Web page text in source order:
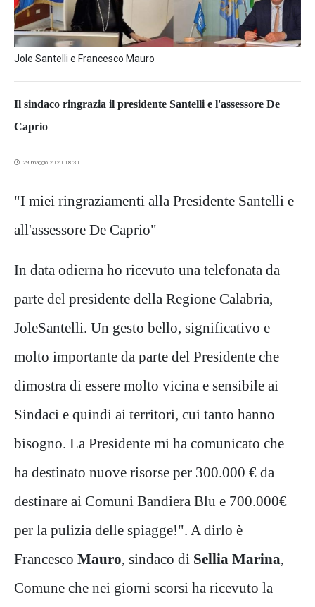
Jole Santelli e Francesco Mauro
Il sindaco ringrazia il presidente Santelli e l'assessore De
Caprio
29 maggio 2020 18:31
"I miei ringraziamenti alla Presidente Santelli e
all'assessore De Caprio"
In data odierna ho ricevuto una telefonata da
parte del presidente della Regione Calabria,
JoleSantelli. Un gesto bello, significativo e
molto importante da parte del Presidente che
dimostra di essere molto vicina e sensibile ai
Sindaci e quindi ai territori, cui tanto hanno
bisogno. La Presidente mi ha comunicato che
ha destinato nuove risorse per 300.000 € da
destinare ai Comuni Bandiera Blu e 700.000€
per la pulizia delle spiagge!". A dirlo è
Francesco Mauro, sindaco di Sellia Marina,
Comune che nei giorni scorsi ha ricevuto la